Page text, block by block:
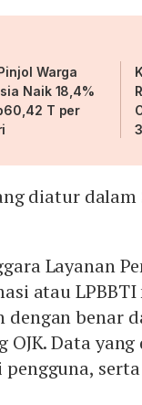
Warga
Naik 18,4%
T per
diatur dalam
Layanan
atau
benar
Data